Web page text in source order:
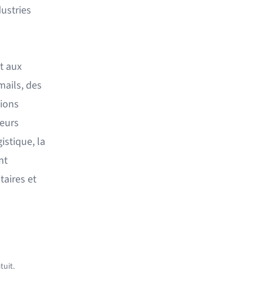
aux
des
la
et